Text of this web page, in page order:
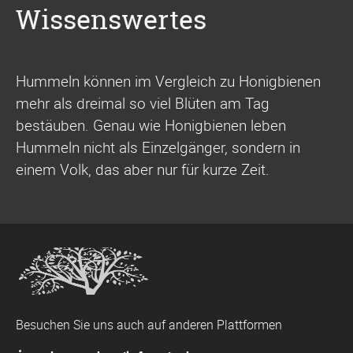
Wissenswertes
Hummeln können im Vergleich zu Honigbienen
mehr als dreimal so viel Blüten am Tag
bestäuben. Genau wie Honigbienen leben
Hummeln nicht als Einzelgänger, sondern in
einem Volk, das aber nur für kurze Zeit.
Besuchen Sie uns auch auf anderen Plattformen